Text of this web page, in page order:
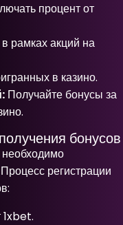
процент от
рамках акций на
в казино.
Получайте бонусы за
бонусов
регистрации